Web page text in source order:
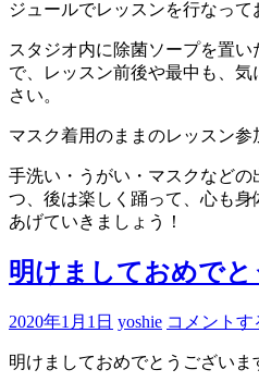
ジュールでレッスンを行なって
スタジオ内に除菌ソープを置
で、レッスン前後や最中も、
さい。
マスク着用のままのレッスン参
手洗い・うがい・マスクなど
つ、後は楽しく踊って、心も
あげていきましょう！
明けましておめで
2020年1月1日 yoshie コメントす
明けましておめでとうございま